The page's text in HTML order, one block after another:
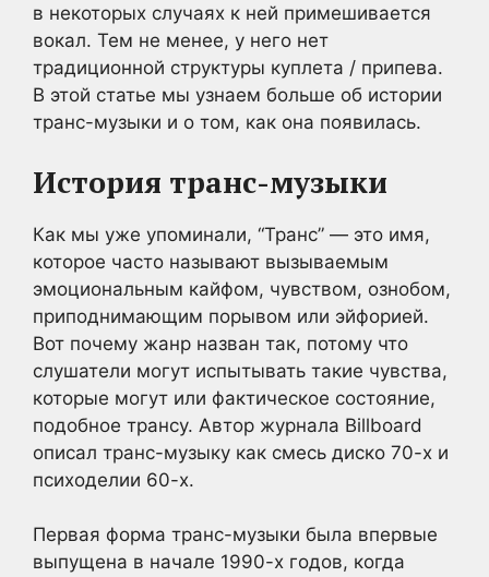
в некоторых случаях к ней примешивается
вокал. Тем не менее, у него нет
традиционной структуры куплета / припева.
В этой статье мы узнаем больше об истории
транс-музыки и о том, как она появилась.
История транс-музыки
Как мы уже упоминали, “Транс” — это имя,
которое часто называют вызываемым
эмоциональным кайфом, чувством, ознобом,
приподнимающим порывом или эйфорией.
Вот почему жанр назван так, потому что
слушатели могут испытывать такие чувства,
которые могут или фактическое состояние,
подобное трансу. Автор журнала Billboard
описал транс-музыку как смесь диско 70-х и
психоделии 60-х.
Первая форма транс-музыки была впервые
выпущена в начале 1990-х годов, когда